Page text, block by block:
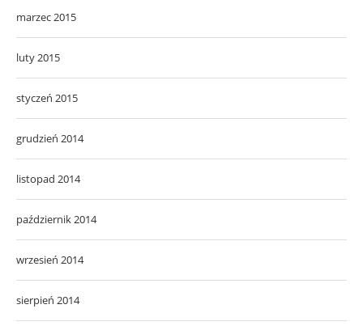
marzec 2015
luty 2015
styczeń 2015
grudzień 2014
listopad 2014
październik 2014
wrzesień 2014
sierpień 2014